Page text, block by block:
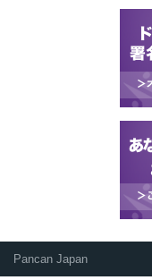
Pancan Japan